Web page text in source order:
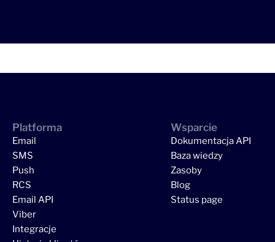
Platforma
Email
SMS
Push
RCS
Email API
Viber
Integracje
Wsparcie
Dokumentacja API
Baza wiedzy
Zasoby
Blog
Status page